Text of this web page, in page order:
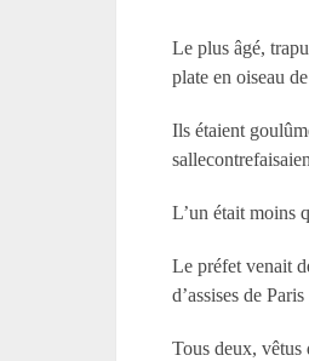
Le plus âgé,
plate en oiseau
Ils étaient
L’un était moins
Le préfet venait
d’assises de
Tous deux, vêtus